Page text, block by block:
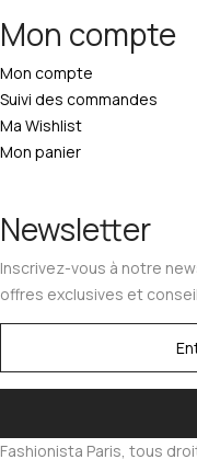
Mon compte
Mon compte
Suivi des commandes
Ma Wishlist
Mon panier
Newsletter
Inscrivez-vous à notre
offres exclusives et
Fashionista Paris, tous